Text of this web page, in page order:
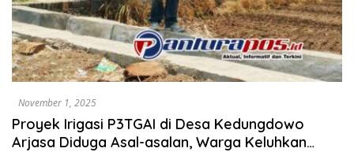
November 1, 2025
Proyek Irigasi P3TGAI di Desa Kedungdowo
Arjasa Diduga Asal-asalan, Warga Keluhkan